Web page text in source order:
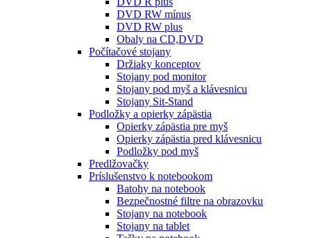
DVD RW mínus
DVD RW plus
Obaly na CD,DVD
Počítačové stojany
Držiaky konceptov
Stojany pod monitor
Stojany pod myš a klávesnicu
Stojany Sit-Stand
Podložky a opierky zápästia
Opierky zápästia pre myš
Opierky zápästia pred klávesnicu
Podložky pod myš
Predlžovačky
Príslušenstvo k notebookom
Batohy na notebook
Bezpečnostné filtre na obrazovku
Stojany na notebook
Stojany na tablet